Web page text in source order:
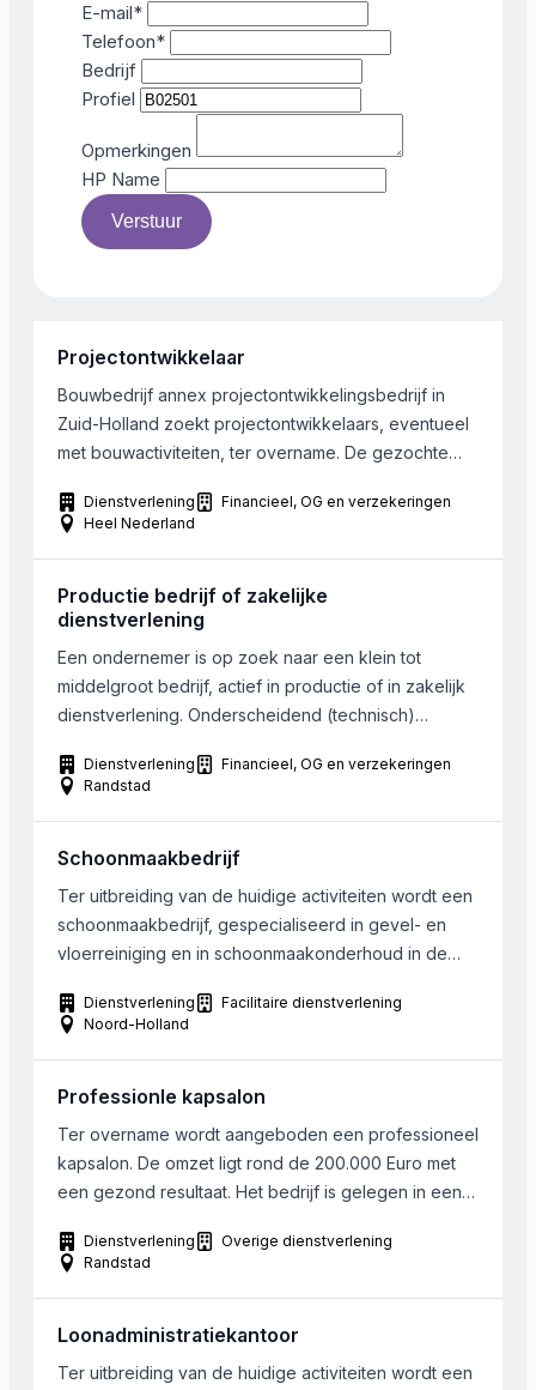
E-mail*
Telefoon*
Bedrijf
Profiel
Opmerkingen
HP Name
Verstuur
Projectontwikkelaar
Bouwbedrijf annex projectontwikkelingsbedrijf in
Zuid-Holland zoekt projectontwikkelaars, eventueel
met bouwactiviteiten, ter overname. De gezochte
utiliteitsbouw. De gezochte onderneming heeft een
goed management team en heeft aantrekkelijke
werkgebied van de onderneming richt zich op de
Randstad, Utrecht en Brabant.
Dienstverlening
Financieel, OG en verzekeringen
Heel Nederland
Productie bedrijf of zakelijke
dienstverlening
Een ondernemer is op zoek naar een klein tot
middelgroot bedrijf, actief in productie of in zakelijk
dienstverlening. Onderscheidend (technisch)
Voorkeur voor B2B, maar B2C is niet uitgesloten. 10
tot 100 FTE , omzet tussen de 2 en 20 miljoen euro.
Dienstverlening
Financieel, OG en verzekeringen
Randstad
Schoonmaakbedrijf
Ter uitbreiding van de huidige activiteiten wordt een
schoonmaakbedrijf, gespecialiseerd in gevel- en
vloerreiniging en in schoonmaakonderhoud in de
onderneming dient zijn activiteiten uit te voeren in de
regio Zaandam, Amsterdam, Hoorn en Alkmaar. De
250.000 – € 500.000. Bij […]
Dienstverlening
Facilitaire dienstverlening
Noord-Holland
Professionle kapsalon
Ter overname wordt aangeboden een professioneel
kapsalon. De omzet ligt rond de 200.000 Euro met
een gezond resultaat. Het bedrijf is gelegen in een
op zowel vrouwen, als mannen als ook kinderen.
Daarnaast biedt men aanvullende diensten als
Dienstverlening
Overige dienstverlening
Randstad
Loonadministratiekantoor
Ter uitbreiding van de huidige activiteiten wordt een